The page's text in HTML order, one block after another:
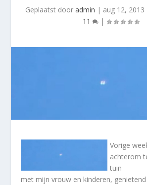
Geplaatst door admin | aug 12, 2013
11
|
Vorige
achterom
tuin
met mijn vrouw en kinderen,